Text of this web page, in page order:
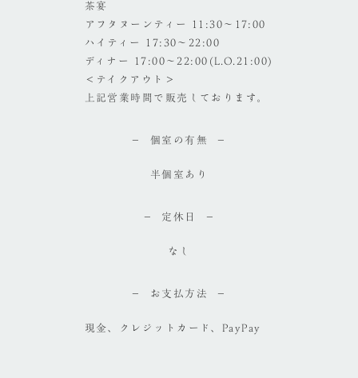
茶宴
アフタヌーンティー 11:30～17:00
ハイティー 17:30～22:00
ディナー 17:00～22:00(L.O.21:00)
＜テイクアウト＞
上記営業時間で販売しております。
個室の有無
半個室あり
定休日
なし
お支払方法
現金、クレジットカード、PayPay